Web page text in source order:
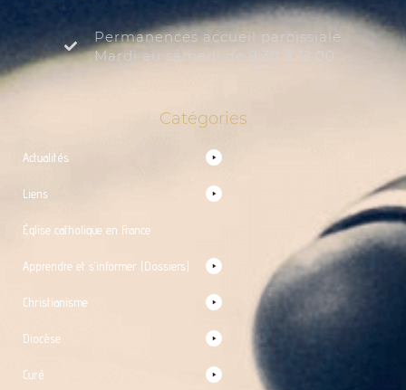
Permanences accueil paroissiale
Mardi au samedi de 9:30 à 12:00
Catégories
Actualités
Liens
Église catholique en France
Apprendre et s’informer (Dossiers)
Christianisme
Diocèse
Curé